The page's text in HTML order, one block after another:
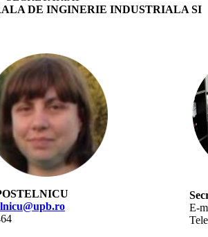
DE INGINERIE INDUSTRIALA SI
E-